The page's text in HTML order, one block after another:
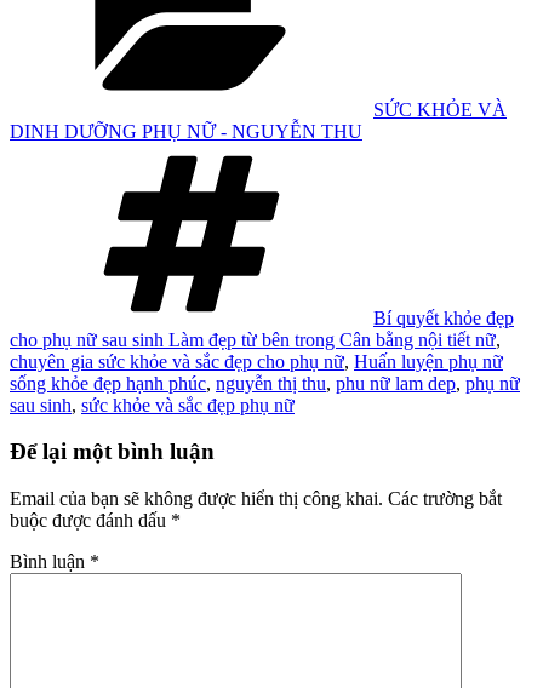
SỨC KHỎE VÀ
DINH DƯỠNG PHỤ NỮ - NGUYỄN THU
Bí quyết khỏe đẹp
cho phụ nữ sau sinh Làm đẹp từ bên trong Cân bằng nội tiết nữ,
chuyên gia sức khỏe và sắc đẹp cho phụ nữ, Huấn luyện phụ nữ
sống khỏe đẹp hạnh phúc, nguyễn thị thu, phu nữ lam dep, phụ nữ
sau sinh, sức khỏe và sắc đẹp phụ nữ
Để lại một bình luận
Email của bạn sẽ không được hiển thị công khai. Các trường bắt
buộc được đánh dấu *
Bình luận *